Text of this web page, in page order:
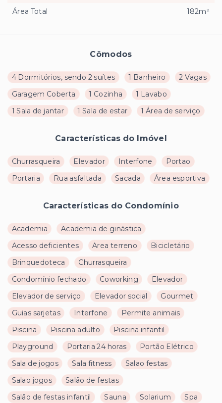
Cômodos
4 Dormitórios, sendo 2 suítes 1 Banheiro
2 Vagas
Garagem Coberta
1 Cozinha
1 Lavabo
1 Sala de jantar
1 Sala de estar 1 Área de serviço
Características do Imóvel
Churrasqueira Elevador Interfone
Portao
Portaria
Rua asfaltada Sacada Área esportiva
Características do Condomínio
Academia
Academia de ginástica
Acesso deficientes
Area terreno
Bicicletário
Brinquedoteca
Churrasqueira
Condomínio fechado
Coworking
Elevador
Elevador de serviço
Elevador social
Gourmet
Guias sarjetas
Interfone
Permite animais
Piscina
Piscina adulto
Piscina infantil
Playground
Portaria 24 horas
Portão Elétrico
Sala de jogos
Sala fitness
Salao festas
Salao jogos
Salão de festas
Salão de festas infantil
Sauna Solarium Spa
Área Total
182m²